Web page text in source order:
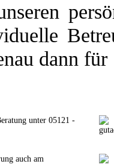
dann
unter 05121 -
auch am